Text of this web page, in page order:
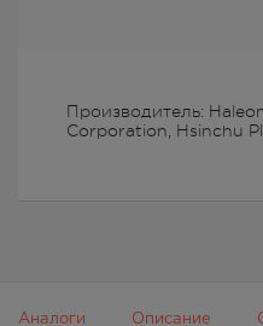
Производитель:
Corporation, Hsinchu
Аналоги Описание